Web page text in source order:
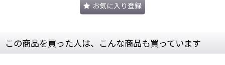
お気に入り登録
この商品を買った人は、こんな商品も買っています